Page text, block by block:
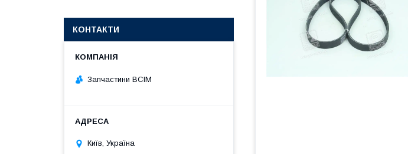
КОНТАКТИ
Запчастини ВСІМ
Київ, Україна